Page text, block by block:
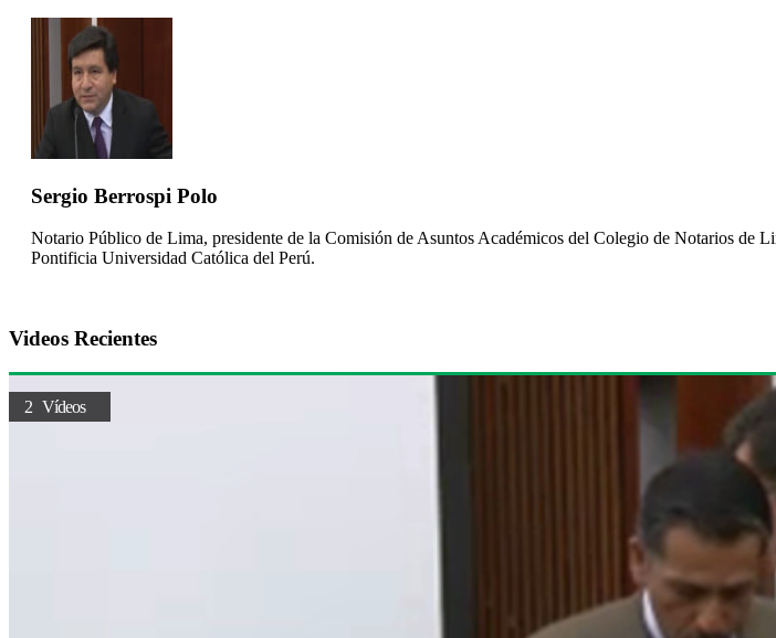
Sergio Berrospi Polo
Notario Público de Lima, presidente de la Comisión de Asuntos Académicos del Colegio de Notarios
Pontificia Universidad Católica del Perú.
Videos Recientes
2 Vídeos